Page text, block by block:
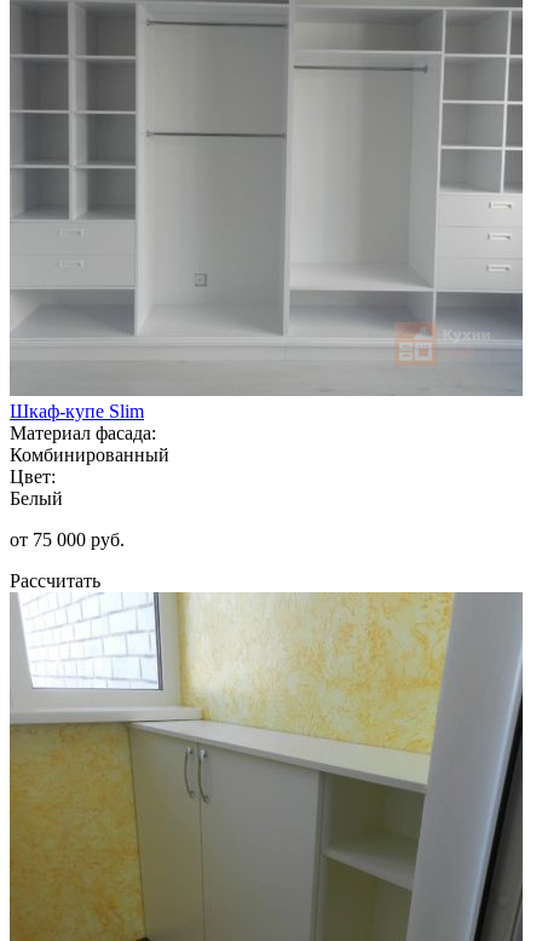
Шкаф-купе Slim
Материал фасада:
Комбинированный
Цвет:
Белый
от 75 000 руб.
Рассчитать